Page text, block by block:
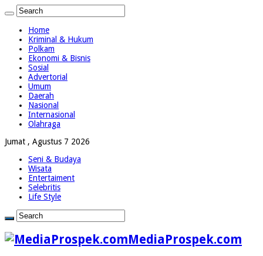
Home
Kriminal & Hukum
Polkam
Ekonomi & Bisnis
Sosial
Advertorial
Umum
Daerah
Nasional
Internasional
Olahraga
Jumat , Agustus 7 2026
Seni & Budaya
Wisata
Entertaiment
Selebritis
Life Style
MediaProspek.com